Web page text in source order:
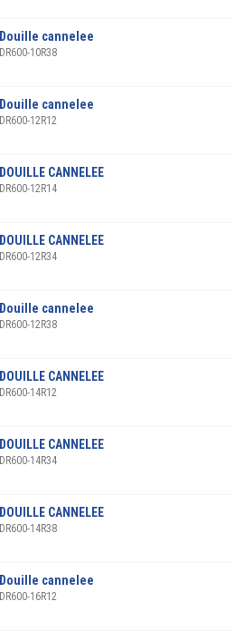
Douille cannelee
DR600-10R38
Douille cannelee
DR600-12R12
DOUILLE CANNELEE
DR600-12R14
DOUILLE CANNELEE
DR600-12R34
Douille cannelee
DR600-12R38
DOUILLE CANNELEE
DR600-14R12
DOUILLE CANNELEE
DR600-14R34
DOUILLE CANNELEE
DR600-14R38
Douille cannelee
DR600-16R12